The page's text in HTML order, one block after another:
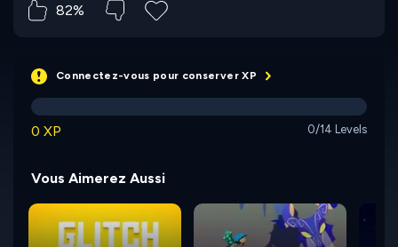
82%
Connectez-vous pour conserver XP
0 XP 0/14 Levels
Vous Aimerez Aussi